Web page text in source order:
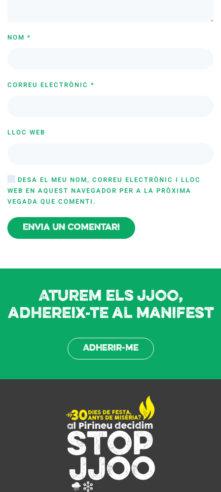
NOM *
CORREU ELECTRÒNIC *
LLOC WEB
DESA EL MEU NOM, CORREU ELECTRÒNIC I LLOC
WEB EN AQUEST NAVEGADOR PER A LA PRÒXIMA
VEGADA QUE COMENTI.
Envia un comentari
Aturem els JJOO,
adhereix-te al manifest
Adherir-me